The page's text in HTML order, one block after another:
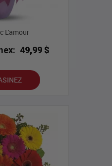
L'amour
49,99 $